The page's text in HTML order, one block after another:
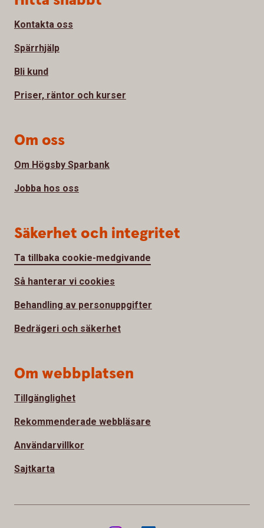
Kontakta oss
Spärrhjälp
Bli kund
Priser, räntor och kurser
Om oss
Om Högsby Sparbank
Jobba hos oss
Säkerhet och integritet
Ta tillbaka cookie-medgivande
Så hanterar vi cookies
Behandling av personuppgifter
Bedrägeri och säkerhet
Om webbplatsen
Tillgänglighet
Rekommenderade webbläsare
Användarvillkor
Sajtkarta